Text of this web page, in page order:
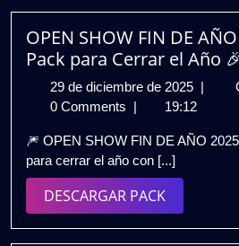
OPEN SHOW FIN DE
Pack para Cerrar el Año
29 de diciembre de 2025 29
de
de
|
0 Comments | 19:12
🎆 OPEN SHOW FIN DE AÑO
para cerrar el año con [...]
DESCARGAR PACKDESCARGAR
PACK